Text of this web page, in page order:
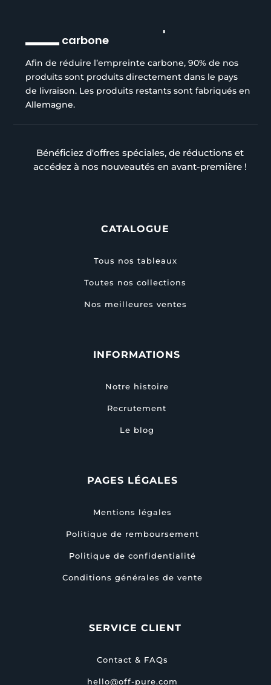
carbone
Afin de réduire l’empreinte carbone, 90% de nos
produits sont produits directement dans le pays
de livraison. Les produits restants sont fabriqués en
Allemagne.
Bénéficiez d'offres spéciales, de réductions et
accédez à nos nouveautés en avant-première !
CATALOGUE
Tous nos tableaux
Toutes nos collections
Nos meilleures ventes
INFORMATIONS
Notre histoire
Recrutement
Le blog
PAGES LÉGALES
Mentions légales
Politique de remboursement
Politique de confidentialité
Conditions générales de vente
SERVICE CLIENT
Contact & FAQs
hello@off-pure.com